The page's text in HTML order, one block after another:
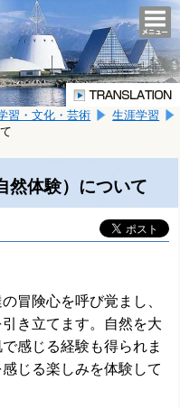
習・文化・芸術
生涯学習
然体験）について
冒険心を呼び覚まし、
き立てます。自然を大
感じる経験も得られま
じる楽しみを体験して